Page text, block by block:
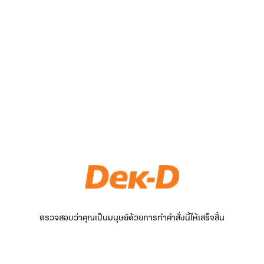
ตรวจสอบว่าคุณเป็นมนุษย์ด้วยการทำคำสั่งนี้ให้เสร็จสิ้น